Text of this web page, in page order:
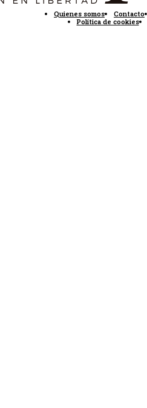
Quienes somos Contacto
Política de cookies